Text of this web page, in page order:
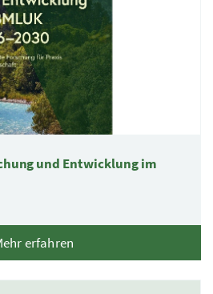
und Entwicklung im
erfahren